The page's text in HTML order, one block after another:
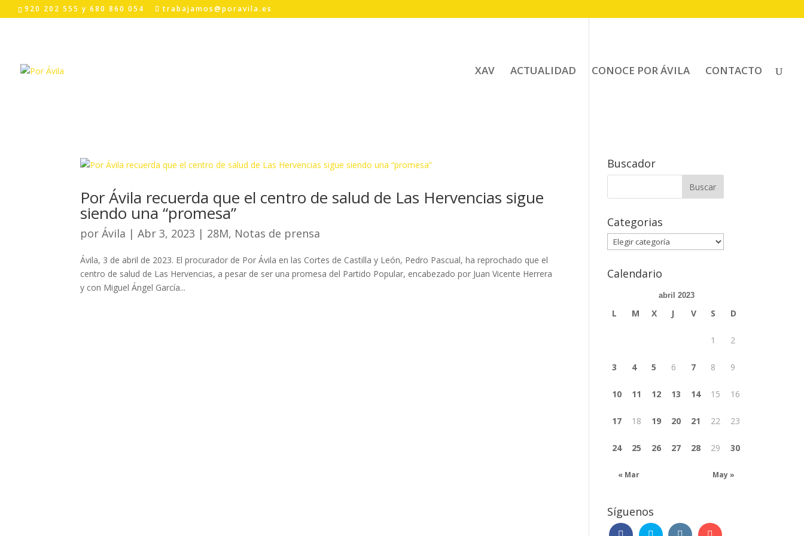
920 202 555 y 680 860 054 trabajamos@poravila.es
XAV ACTUALIDAD CONOCE POR ÁVILA CONTACTO
Por Ávila recuerda que el centro de salud de Las Hervencias sigue
siendo una “promesa”
porÁvila |Abr 3, 2023 | 28M, Notas de prensa
Ávila, 3 de abril de 2023. El procurador de Por Ávila en las Cortes de Castilla y León, Pedro Pascual, ha reprochado que el
centro de salud de Las Hervencias, a pesar de ser una promesa del Partido Popular, encabezado por Juan Vicente Herrera
y con Miguel Ángel García...
Buscador
Buscar:
Categorias
Categorias
Calendario
abril 2023
L M X J V S D
« Mar May »
1 2
3 4 5 6 7 8 9
10 11 12 13 14 15 16
17 18 19 20 21 22 23
24 25 26 27 28 29 30
Síguenos